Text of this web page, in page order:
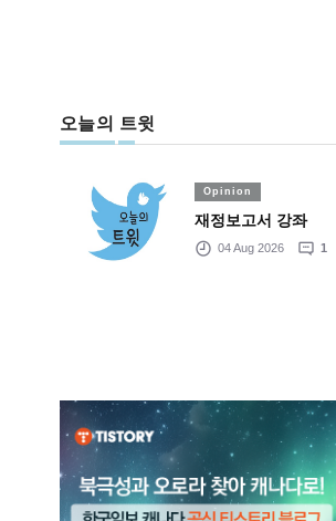
오늘의 트윗
Opinion
재정보고서 강좌
04 Aug 2026 1